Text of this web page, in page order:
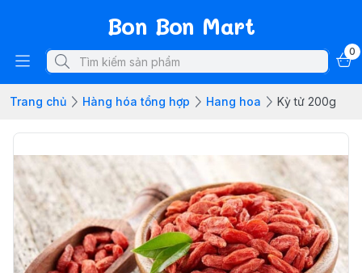
Bon Bon Mart
0
Trang chủ Hàng hóa tổng hợp Hang hoa Kỳ tử 200g